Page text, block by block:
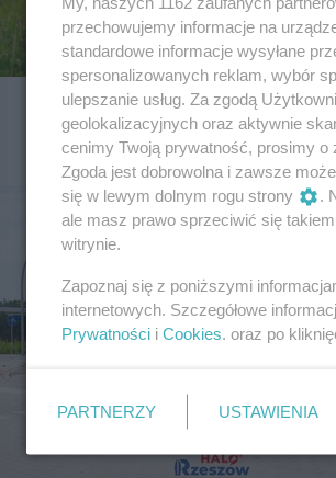
przechowujemy informacje na
standardowe informacje wysyłane
spersonalizowanych reklam, wybór
ulepszanie usług. Za zgodą
geolokalizacyjnych oraz aktywnie
cenimy Twoją prywatność, prosimy o
Zgoda jest dobrowolna i zawsze
się w lewym dolnym rogu strony
.
ale masz prawo sprzeciwić się
witrynie.
Zapoznaj się z poniższymi
internetowych. Szczegółowe
Prywatności i Cookies. oraz po
PARTNERZY USTAWIENIA